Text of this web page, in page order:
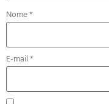
Nome*
E-mail*